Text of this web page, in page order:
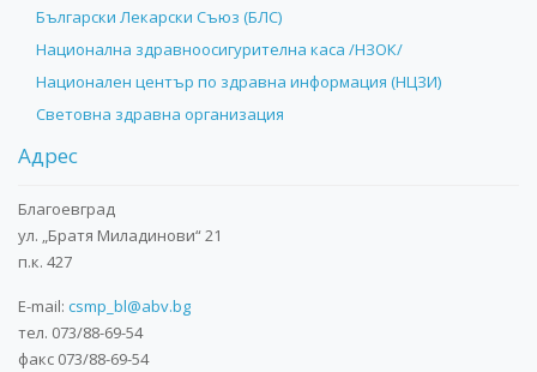
Български Лекарски Съюз (БЛС)
Национална здравноосигурителна каса /НЗОК/
Национален център по здравна информация (НЦЗИ)
Световна здравна организация
Адрес
Благоевград
ул. „Братя Миладинови“ 21
п.к. 427
E-mail: csmp_bl@abv.bg
тел. 073/88-69-54
факс 073/88-69-54